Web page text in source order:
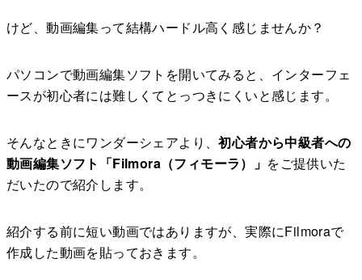
けど、動画編集って結構ハードル高く感じませんか？
パソコンで動画編集ソフトを開いてみると、インターフェ
ースが初心者には難しくてとっつきにくいと感じます。
そんなときにワンダーシェアより、初心者から中級者への
動画編集ソフト「Filmora（フィモーラ）」 をご提供いた
だいたので紹介します。
紹介する前に短い動画ではありますが、実際にFilmoraで
作成した動画を貼っておきます。